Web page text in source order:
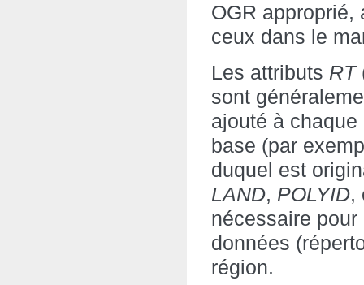
OGR approprié,
ceux dans le
Les attributs RT
sont
ajouté à
base (par
duquel est
LAND, POLYID,
nécessaire
données
région.